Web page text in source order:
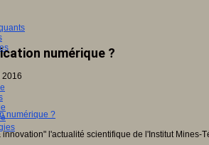
numérique ?
2016
l'actualité scientifique de l'Institut Mines-